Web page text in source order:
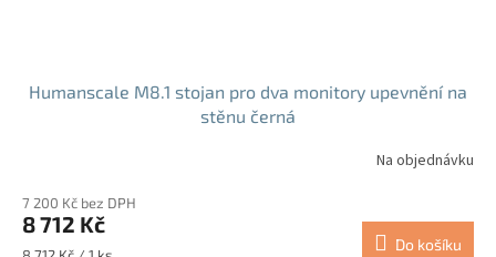
Humanscale M8.1 stojan pro dva monitory upevnění na
stěnu černá
Na objednávku
7 200 Kč bez DPH
8 712 Kč
Do košíku